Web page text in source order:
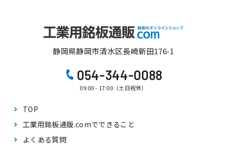
静岡県静岡市清水区長崎新田176-1
054-344-0088
09:00 - 17:00（土日祝休）
TOP
工業用銘板通販.comでできること
よくある質問